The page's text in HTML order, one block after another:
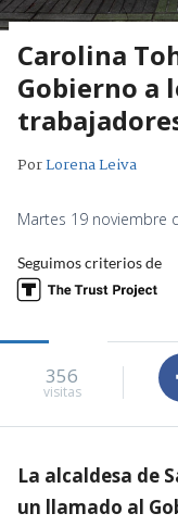
Carolina
Gobierno a
PorLorena Leiva
Martes 19 noviembre
Seguimos criterios de
356
visitas
La alcaldesa de
un llamado al